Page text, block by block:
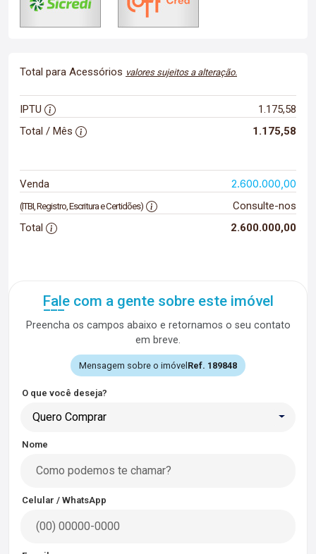
Total para Acessórios valores sujeitos a alteração.
IPTU
1.175,58
Total / Mês
1.175,58
Venda 2.600.000,00
(ITBI, Registro, Escritura e Certidões)
Consulte-nos
Total
2.600.000,00
Fale com a gente sobre este imóvel
Preencha os campos abaixo e retornamos o seu contato
em breve.
Mensagem sobre o imóvelRef. 189848
O que você deseja?
Quero Comprar
Nome
Celular / WhatsApp